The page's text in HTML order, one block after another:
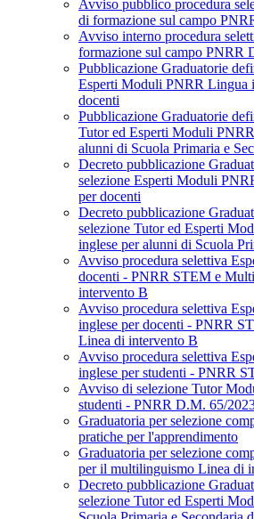
Avviso pubblico procedura
di formazione sul campo
Avviso interno procedura
formazione sul campo PNRR
Pubblicazione Graduatorie
Esperti Moduli PNRR Lingua
docenti
Pubblicazione Graduatorie
Tutor ed Esperti Moduli
alunni di Scuola Primaria e
Decreto pubblicazione
selezione Esperti Moduli
per docenti
Decreto pubblicazione
selezione Tutor ed Esperti
inglese per alunni di Scuola
Avviso procedura selettiva
docenti - PNRR STEM e
intervento B
Avviso procedura selettiva
inglese per docenti - PNRR
Linea di intervento B
Avviso procedura selettiva
inglese per studenti - PNRR
Avviso di selezione Tutor
studenti - PNRR D.M. 65/
Graduatoria per selezione
pratiche per l'apprendimento
Graduatoria per selezione
per il multilinguismo Linea di
Decreto pubblicazione
selezione Tutor ed Esperti